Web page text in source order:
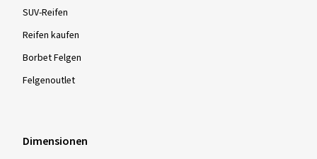
SUV-Reifen
Reifen kaufen
Borbet Felgen
Felgenoutlet
Dimensionen